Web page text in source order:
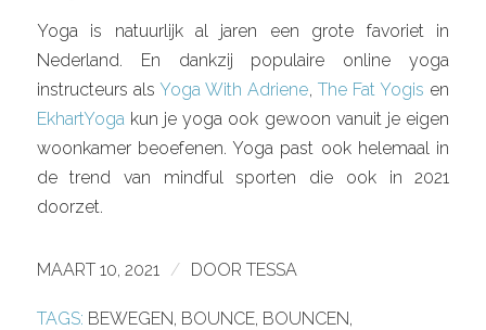
Yoga is natuurlijk al jaren een grote favoriet in
Nederland. En dankzij populaire online yoga
instructeurs als Yoga With Adriene, The Fat Yogis en
EkhartYogakun je yoga ook gewoon vanuit je eigen
woonkamer beoefenen. Yoga past ook helemaal in
de trend van mindful sporten die ook in 2021
doorzet.
MAART 10, 2021 / DOOR TESSA
TAGS: BEWEGEN, BOUNCE, BOUNCEN,